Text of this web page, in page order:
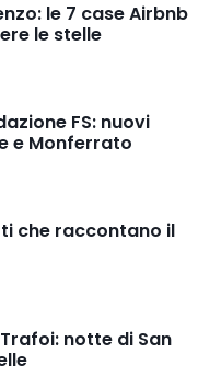
le 7 case Airbnb
le stelle
FS: nuovi
e Monferrato
che raccontano il
notte di San